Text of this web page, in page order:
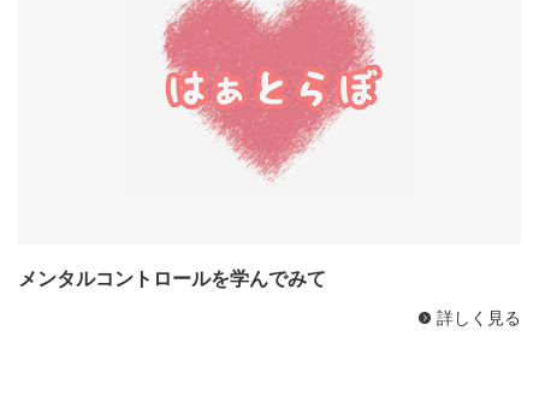
メンタルコントロールを学んでみて
詳しく見る